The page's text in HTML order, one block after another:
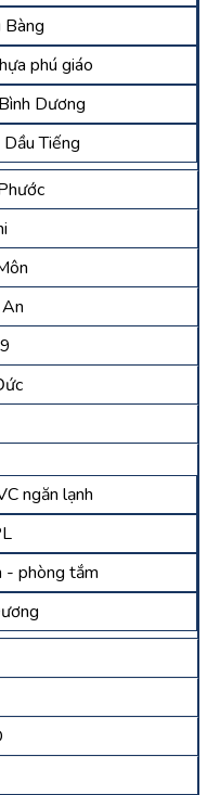
phú giáo
Dương
Tiếng
ngăn lạnh
- phòng tắm